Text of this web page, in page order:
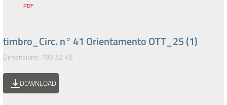
timbro_Circ. n° 41 Orientamento OTT_25 (1)
Dimensione: 786.32 KB
DOWNLOAD